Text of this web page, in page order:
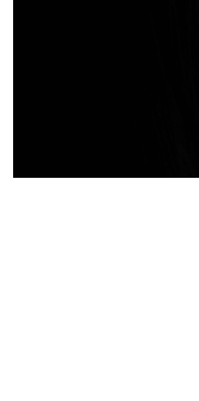
Ja, ich möchte